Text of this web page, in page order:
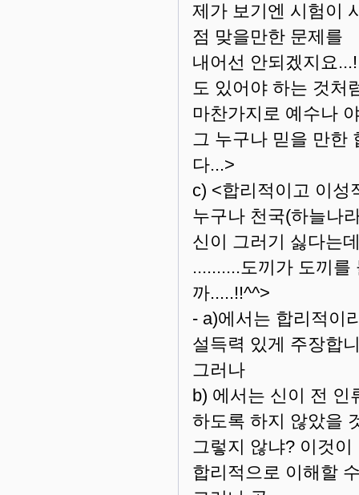
제가 보기엔 시험이
점 맞을만한 문제를
내어선 안되겠지요
도 있어야 하는 것처
마찬가지로 예수나
그 누구나 믿을 만한
다...>
c) <합리적이고 이성
누구나 천국(하늘나
신이 그러기 싫다는
..........도끼가 도끼
까.....!!^^>
- a)에서는 합리적이
설득력 있게 주장합
그러나
b) 에서는 신이 전 인
하도록 하지 않았을
그렇지 않냐? 이것
합리적으로 이해할